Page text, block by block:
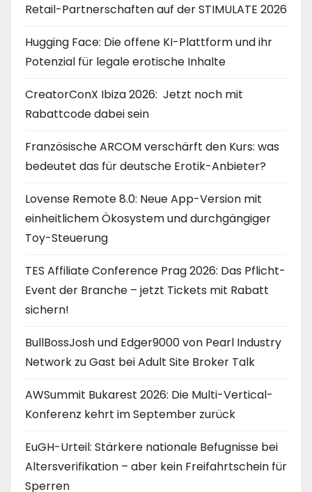
Retail-Partnerschaften auf der STIMULATE 2026
Hugging Face: Die offene KI-Plattform und ihr
Potenzial für legale erotische Inhalte
CreatorConX Ibiza 2026: Jetzt noch mit
Rabattcode dabei sein
Französische ARCOM verschärft den Kurs: was
bedeutet das für deutsche Erotik-Anbieter?
Lovense Remote 8.0: Neue App-Version mit
einheitlichem Ökosystem und durchgängiger
Toy-Steuerung
TES Affiliate Conference Prag 2026: Das Pflicht-
Event der Branche – jetzt Tickets mit Rabatt
sichern!
BullBossJosh und Edger9000 von Pearl Industry
Network zu Gast bei Adult Site Broker Talk
AWSummit Bukarest 2026: Die Multi-Vertical-
Konferenz kehrt im September zurück
EuGH-Urteil: Stärkere nationale Befugnisse bei
Altersverifikation – aber kein Freifahrtschein für
Sperren